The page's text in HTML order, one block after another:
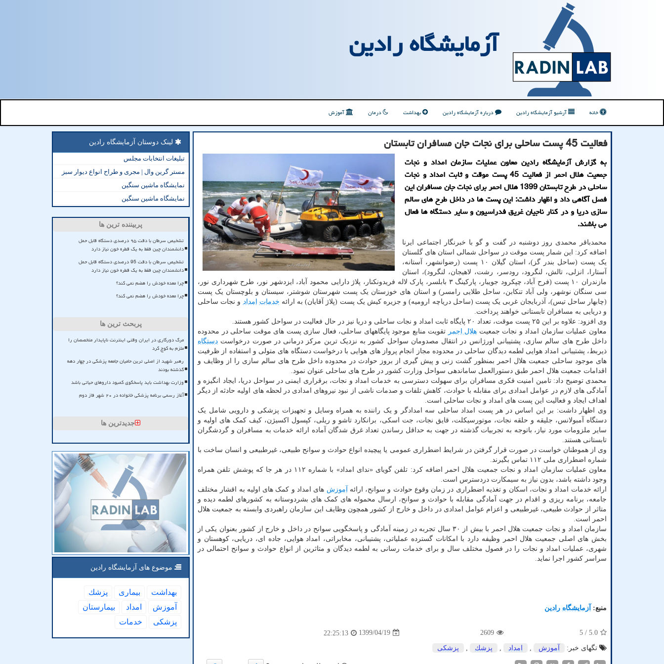
آزمایشگاه رادین
خانه آرشیو آزمایشگاه رادین درباره آزمایشگاه رادین بهداشت درمان آموزش
فعالیت 45 پست ساحلی برای نجات جان مسافران تابستان
به گزارش آزمایشگاه رادین معاون عملیات سازمان امداد و نجات
جمعیت هلال احمر از فعالیت 45 پست موقت و ثابت امداد و نجات
ساحلی در طرح تابستان 1399 هلال احمر برای نجات جان مسافران این
فصل آگاهی داد و اظهار داشت: این پست ها در داخل طرح های سالم
سازی دریا و در كنار ناجیان غریق فدراسیون و سایر دستگاه ها فعال
می باشند.
محمدباقر محمدی روز دوشنبه در گفت و گو با خبرنگار اجتماعی ایرنا
اضافه کرد: این شمار پست موقت در سواحل شمالی استان های گلستان
یک پست (ساحل بندر گز)، استان گیلان ۱۰ پست (رضوانشهر، آستانه،
آستارا، انزلی، تالش، لنگرود، رودسر، رشت، لاهیجان، لنگرود)، استان
مازندران ۱۰ پست (فرح آباد، چپکرود جویبار، پارکینگ ۳ بابلسر، پارک لاله فریدونکنار، پلاژ دارایی محمود آباد، ایزدشهر نور، طرح شهرداری نور،
سی سنگان نوشهر، ولی آباد تنکابن، ساحل طلایی رامسر) و استان های خوزستان یک پست شهرستان شوشتر، سیستان و بلوچستان یک پست
(چابهار ساحل تیس)، آذربایجان غربی یک پست (ساحل دریاچه ارومیه) و جزیره کیش یک پست (پلاژ آقایان) به ارائه خدمات امداد و نجات ساحلی
و دریایی به مسافران تابستانی خواهند پرداخت.
وی افزود: علاوه بر این ۲۵ پست موقت، تعداد ۲۰ پایگاه ثابت امداد و نجات ساحلی و دریا نیز در حال فعالیت در سواحل کشور هستند.
معاون عملیات سازمان امداد و نجات جمعیت هلال احمر تقویت منابع موجود پایگاههای ساحلی، فعال سازی پست های موقت ساحلی در محدوده
داخل طرح های سالم سازی، پشتیبانی اورژانس در انتقال مصدومان سواحل کشور به نزدیک ترین مرکز درمانی در صورت درخواست دستگاه
ذیربط، پشتیبانی امداد هوایی لطمه دیدگان ساحلی در محدوده مجاز انجام پرواز های هوایی با درخواست دستگاه های متولی و استفاده از ظرفیت
های موجود ساحلی جمعیت هلال احمر بمنظور گشت زنی و پیش گیری از بروز حوادث در محدوده داخل طرح های سالم سازی را از وظایف و
اقدامات جمعیت هلال احمر طبق دستورالعمل ساماندهی سواحل وزارت کشور در طرح های ساحلی عنوان نمود.
محمدی توضیح داد: تامین امنیت فکری مسافران برای سهولت دسترسی به خدمات امداد و نجات، برقراری ایمنی در سواحل دریا، ایجاد انگیزه و
آمادگی های لازم در عوامل امدادی برای مقابله با حوادث، کاهش تلفات و صدمات ناشی از نبود نیروهای امدادی در لحظه های اولیه حادثه از دیگر
اهداف ایجاد و فعالیت این پست های امداد و نجات ساحلی است.
وی اظهار داشت: بر این اساس در هر پست امداد ساحلی سه امدادگر و یک راننده به همراه وسایل و تجهیزات پزشکی و دارویی شامل یک
دستگاه آمبولانس، جلیقه و حلقه نجات، موتورسیکلت، قایق نجات، جت اسکی، برانکارد تاشو و ریلی، کپسول اکسیژن، کیف کمک های اولیه و
سایر ملزومات مورد نیاز، باتوجه به تجربیات گذشته در جهت به حداقل رساندن تعداد غرق شدگان آماده ارائه خدمات به مسافران و گردشگران
تابستانی هستند.
وی از هموطنان خواست در صورت قرار گرفتن در شرایط اضطراری عمومی یا پیچیده انواع حوادث و سوانح طبیعی، غیرطبیعی و انسان ساخت با
شماره اضطراری ملی ۱۱۲ تماس بگیرند.
معاون عملیات سازمان امداد و نجات جمعیت هلال احمر اضافه کرد: تلفن گویای «ندای امداد» با شماره ۱۱۲ در هر جا که پوشش تلفن همراه
وجود داشته باشد، بدون نیاز به سیمکارت دردسترس است.
ارائه خدمات امداد و نجات، اسکان و تغذیه اضطراری در زمان وقوع حوادث و سوانح، ارائه
آموزش های امداد و کمک های اولیه به اقشار مختلف
جامعه، برنامه ریزی و اقدام در جهت آمادگی مقابله با حوادث و سوانح، ارسال محموله های کمک های بشردوستانه به کشورهای لطمه دیده و
متاثر از حوادث طبیعی، غیرطبیعی و اعزام عوامل امدادی در داخل و خارج از کشور همچون وظایف این سازمان راهبردی وابسته به جمعیت هلال
احمر است.
سازمان امداد و نجات جمعیت هلال احمر با بیش از ۳۰ سال تجربه در زمینه آمادگی و پاسخگویی سوانح در داخل و خارج از کشور بعنوان یکی از
بخش های اصلی جمعیت هلال احمر وظیفه دارد با امکانات گسترده عملیاتی، پشتیبانی، مخابراتی، امداد هوایی، جاده ای، دریایی، کوهستان و
شهری، عملیات امداد و نجات را در فصول مختلف سال و برای خدمات رسانی به لطمه دیدگان و متاثرین از انواع حوادث و سوانح احتمالی در
سراسر کشور اجرا نماید.
منبع: آزمایشگاه رادین
5.0
/ 5
2609
1399/04/19
22:25:13
تگهای خبر:
آموزش امداد پزشك پزشكی
لینک دوستان آزمایشگاه رادین
تبلیغات انتخابات مجلس
مستر گرین وال | مجری و طراح انواع دیوار سبز
نمایشگاه ماشین سنگین
نمایشگاه ماشین سنگین
پربیننده ترین ها
تشخیص سرطان با دقت ۹۵ درصدی دستگاه قابل حمل
دانشمندان چین فقط به یک قطره خون نیاز دارد
تشخیص سرطان با دقت 95 درصدی دستگاه قابل حمل
دانشمندان چین فقط به یک قطره خون نیاز دارد
چرا معده خودش را هضم نمی کند؟
چرا معده خودش را هضم نمی کند؟
پربحث ترین ها
مرگ دورکاری در ایران وقتی اینترنت ناپایدار متخصصان را
ملزم به کوچ کرد
رهبر شهید از اصلی ترین حامیان جامعه پزشکی در چهار دهه
گذشته بودند
وزارت بهداشت باید پاسخگوی کمبود داروهای حیاتی باشد
آغاز رسمی برنامه پزشکی خانواده در ۲۰ شهر فاز دوم
جدیدترین ها
موضوع های آزمایشگاه رادین
بهداشت بیماری
پزشك
آموزش
امداد
بیمارستان
پزشكی
خدمات